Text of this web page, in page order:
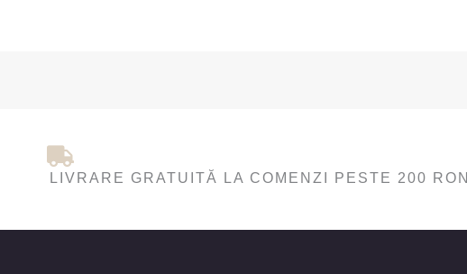
LIVRARE GRATUITĂ LA COMENZI PESTE 200 RON